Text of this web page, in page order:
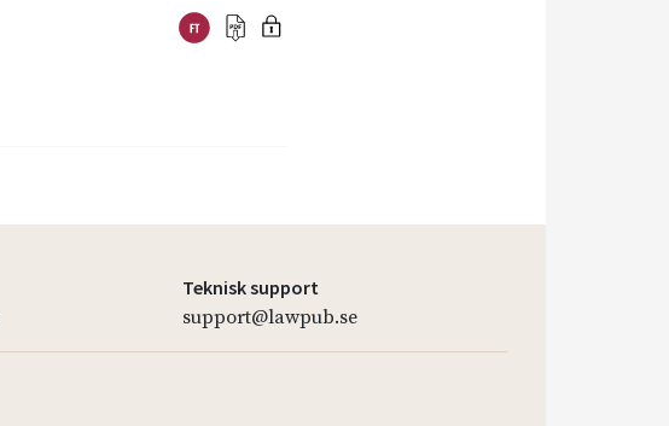
Teknisk support
support@lawpub.se